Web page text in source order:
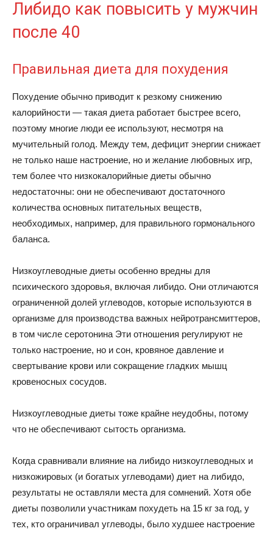
Либидо как повысить у мужчин
после 40
Правильная диета для похудения
Похудение обычно приводит к резкому снижению
калорийности — такая диета работает быстрее всего,
поэтому многие люди ее используют, несмотря на
мучительный голод. Между тем, дефицит энергии снижает
не только наше настроение, но и желание любовных игр,
тем более что низкокалорийные диеты обычно
недостаточны: они не обеспечивают достаточного
количества основных питательных веществ,
необходимых, например, для правильного гормонального
баланса.
Низкоуглеводные диеты особенно вредны для
психического здоровья, включая либидо. Они отличаются
ограниченной долей углеводов, которые используются в
организме для производства важных нейротрансмиттеров,
в том числе серотонина Эти отношения регулируют не
только настроение, но и сон, кровяное давление и
свертывание крови или сокращение гладких мышц
кровеносных сосудов.
Низкоуглеводные диеты тоже крайне неудобны, потому
что не обеспечивают сытость организма.
Когда сравнивали влияние на либидо низкоуглеводных и
низкожировых (и богатых углеводами) диет на либидо,
результаты не оставляли места для сомнений. Хотя обе
диеты позволили участникам похудеть на 15 кг за год, у
тех, кто ограничивал углеводы, было худшее настроение